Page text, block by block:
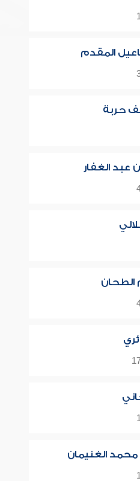
المقدم
حربة
الغفار
الطحان
محمد الغنيمان